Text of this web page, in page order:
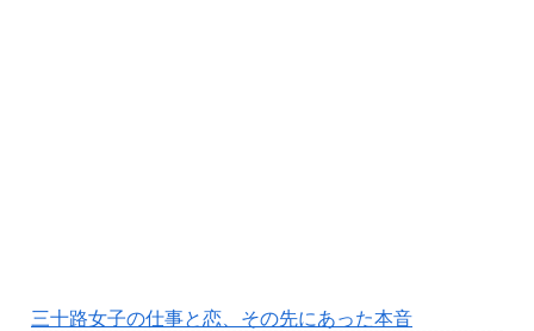
三十路女子の仕事と恋、その先にあった本音